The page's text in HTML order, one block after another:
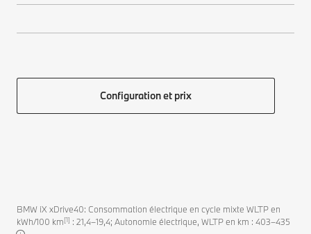
Configuration et prix
BMW iX xDrive40: Consommation électrique en cycle mixte WLTP en
kWh/100 km[1] : 21,4–19,4; Autonomie électrique, WLTP en km : 403–435